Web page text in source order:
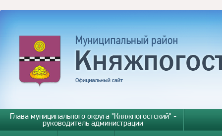
Глава муниципального округа "Княжпогостский" -
руководитель администрации